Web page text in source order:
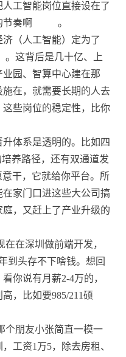
工智能岗位直接设在了
奏啊
。
（人工智能）定为了
。这背后是几十亿、上
园、智算中心建在那
在，就需要长期的人去
些岗位的稳定性，比你
体系是透明的。比如四
养路径，还有双通道发
干，它就给你平台。所
家门口进这些大公司搞
，又赶上了产业升级的
在在深圳做前端开发，
到头存不下啥钱。想回
你说有月薪2-4万的，
，比如要985/211硕
个朋友小张简直一模一
工资1万5，除去房租、